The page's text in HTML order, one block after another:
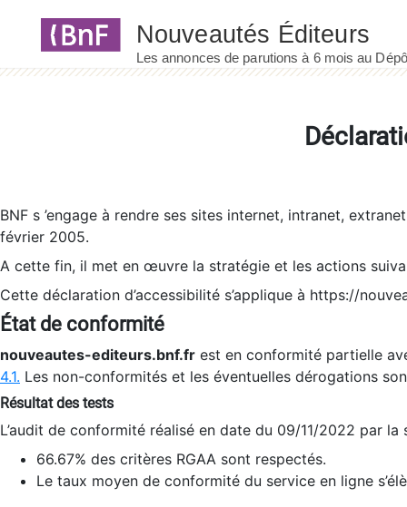
BNF s ’engage à rendre ses sites internet, intranet,
février 2005.
A cette fin, il met en œuvre la stratégie et les actions
Cette déclaration d’accessibilité s’applique à https://
État de conformité
nouveautes-editeurs.bnf.fr est en conformité partielle
4.1. Les non-conformités et les éventuelles dérogations
Résultat des tests
L’audit de conformité réalisé en date du 09/11/2022 par
66.67% des critères RGAA sont respectés.
Le taux moyen de conformité du service en ligne